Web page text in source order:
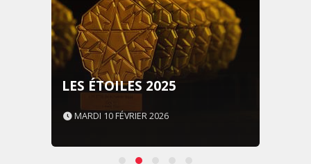
LES ÉTOILES 2025
MARDI 10 FÉVRIER 2026